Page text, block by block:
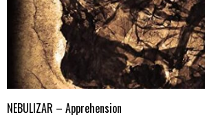
NEBULIZAR – Apprehension